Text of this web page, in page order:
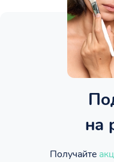
на
Получайте